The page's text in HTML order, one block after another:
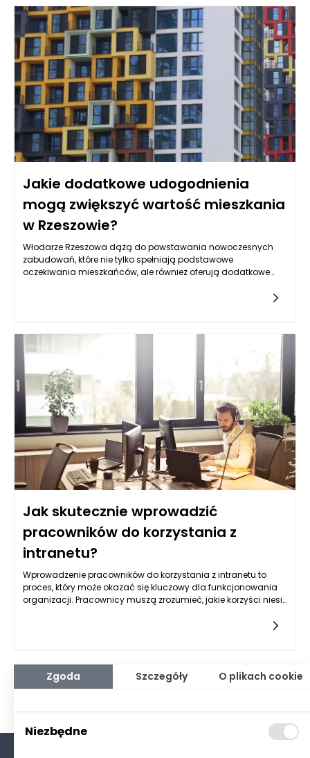
momencie potrafią skutecznie zakłócić nawet najlepiej
zorganizowane wakacje. Produkty w saszetkach pozwalają
zmniejszyć ryzyko takich sytuacji, oferując wygodny i logiczny
sposób zarządzania akcesoriami zdrowotnymi oraz
produktami pielęgnacyjnymi. Dzięki nim można zadbać nie
tylko o bezpieczeństwo własne i bliskich, ale także o komfort
psychiczny, który jest podstawą udanego wypoczynku. To
rozwiązanie wpisuje się w nowoczesne podejście do
podróżowania – świadome, minimalistyczne i oparte na
funkcjonalności.
Jakie dodatkowe udogodnienia
mogą zwiększyć wartość mieszkania
w Rzeszowie?
Włodarze Rzeszowa dążą do powstawania nowoczesnych
zabudowań, które nie tylko spełniają podstawowe
oczekiwania mieszkańców, ale również oferują dodatkowe
nieruchomości Rzeszów staje się tym bardziej atrakcyjna, gdy
biurowe trendy uwypuklają znaczenie ekologicznych
rozwiązań, które nie tylko przyczyniają się do ochrony
środowiska, ale również przyciągają uwagę osób
zainteresowanych zakupem mieszkań.
Jak skutecznie wprowadzić
pracowników do korzystania z
intranetu?
Wprowadzenie pracowników do korzystania z intranetu to
proces, który może okazać się kluczowy dla funkcjonowania
organizacji. Pracownicy muszą zrozumieć, jakie korzyści niesie
dostrzec wartość, jaką niesie intranet.
Zgoda Szczegóły O plikach cookie
Niezbędne